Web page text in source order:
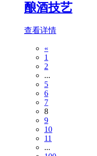
酿酒技艺
查看详情
«
1
2
...
5
6
7
8
9
10
11
...